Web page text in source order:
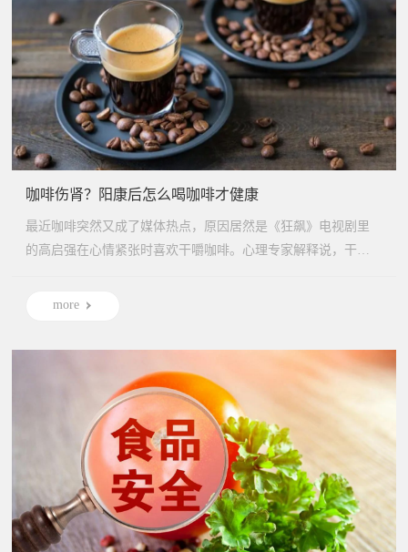
咖啡伤肾？阳康后怎么喝咖啡才健康
最近咖啡突然又成了媒体热点，原因居然是《狂飙》电视剧里
的高启强在心情紧张时喜欢干嚼咖啡。心理专家解释说，干嚼
more